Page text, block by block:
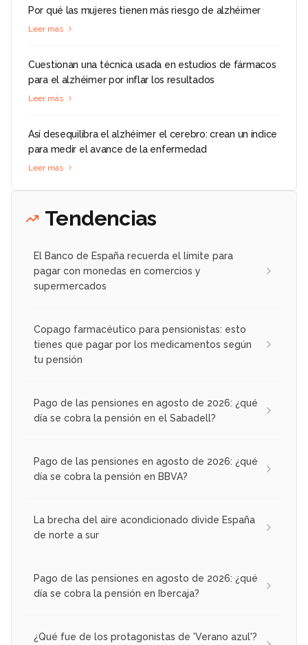
Por qué las mujeres tienen más riesgo de alzhéimer
Leer más
Cuestionan una técnica usada en estudios de fármacos
para el alzhéimer por inflar los resultados
Leer más
Así desequilibra el alzhéimer el cerebro: crean un índice
para medir el avance de la enfermedad
Leer más
Tendencias
El Banco de España recuerda el límite para
pagar con monedas en comercios y
supermercados
Copago farmacéutico para pensionistas: esto
tienes que pagar por los medicamentos según
tu pensión
Pago de las pensiones en agosto de 2026: ¿qué
día se cobra la pensión en el Sabadell?
Pago de las pensiones en agosto de 2026: ¿qué
día se cobra la pensión en BBVA?
La brecha del aire acondicionado divide España
de norte a sur
Pago de las pensiones en agosto de 2026: ¿qué
día se cobra la pensión en Ibercaja?
¿Qué fue de los protagonistas de 'Verano azul'?